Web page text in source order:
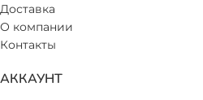
Доставка
О компании
Контакты
АККАУНТ